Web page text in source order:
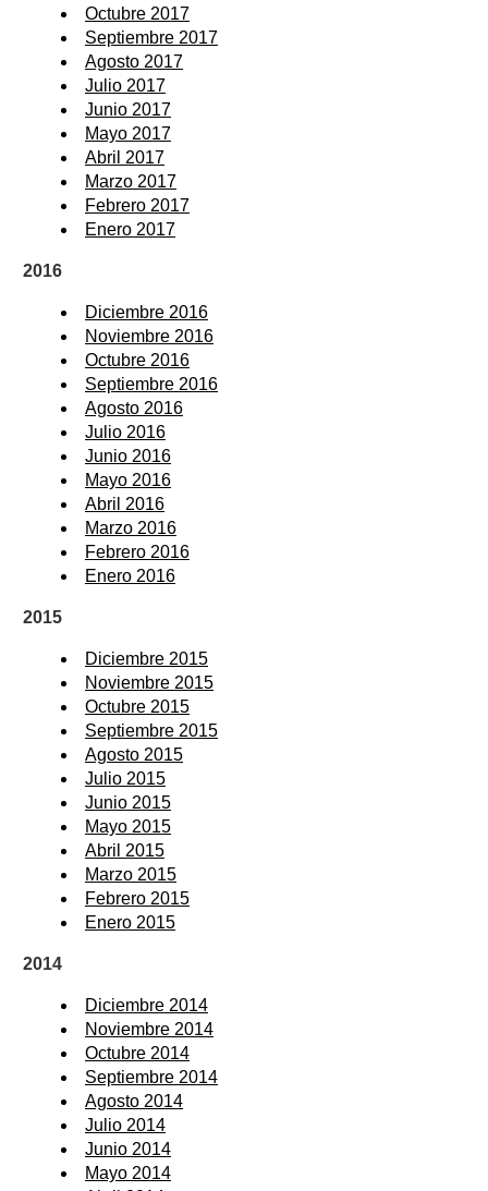
Octubre 2017
Septiembre 2017
Agosto 2017
Julio 2017
Junio 2017
Mayo 2017
Abril 2017
Marzo 2017
Febrero 2017
Enero 2017
2016
Diciembre 2016
Noviembre 2016
Octubre 2016
Septiembre 2016
Agosto 2016
Julio 2016
Junio 2016
Mayo 2016
Abril 2016
Marzo 2016
Febrero 2016
Enero 2016
2015
Diciembre 2015
Noviembre 2015
Octubre 2015
Septiembre 2015
Agosto 2015
Julio 2015
Junio 2015
Mayo 2015
Abril 2015
Marzo 2015
Febrero 2015
Enero 2015
2014
Diciembre 2014
Noviembre 2014
Octubre 2014
Septiembre 2014
Agosto 2014
Julio 2014
Junio 2014
Mayo 2014